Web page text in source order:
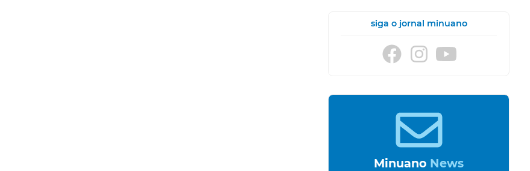
siga o jornal minuano
Minuano News